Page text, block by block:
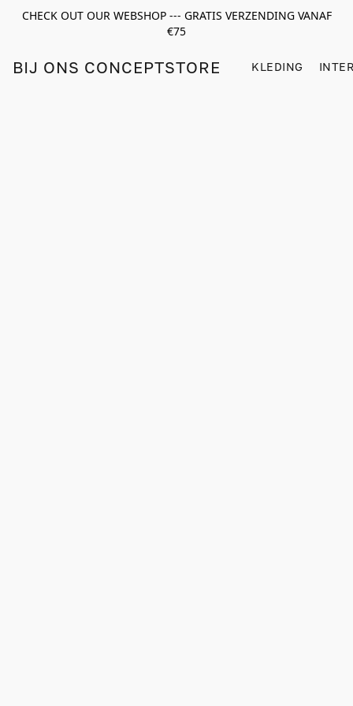
CHECK OUT OUR WEBSHOP --- GRATIS VERZENDING VANAF
€75
BIJ ONS CONCEPTSTORE KLEDING